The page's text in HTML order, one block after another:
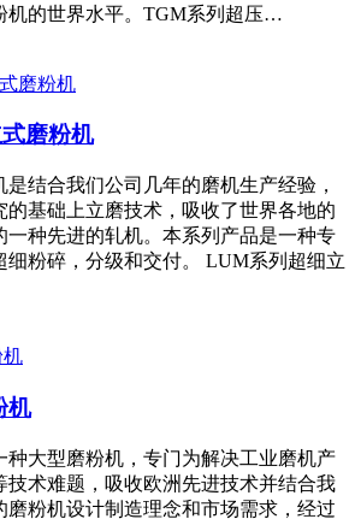
机的世界水平。TGM系列超压…
磨粉机
是结合我们公司几年的磨机生产经验，
的基础上立磨技术，吸收了世界各地的
一种先进的轧机。本系列产品是一种专
细粉碎，分级和交付。 LUM系列超细立
机
种大型磨粉机，专门为解决工业磨机产
技术难题，吸收欧洲先进技术并结合我
磨粉机设计制造理念和市场需求，经过